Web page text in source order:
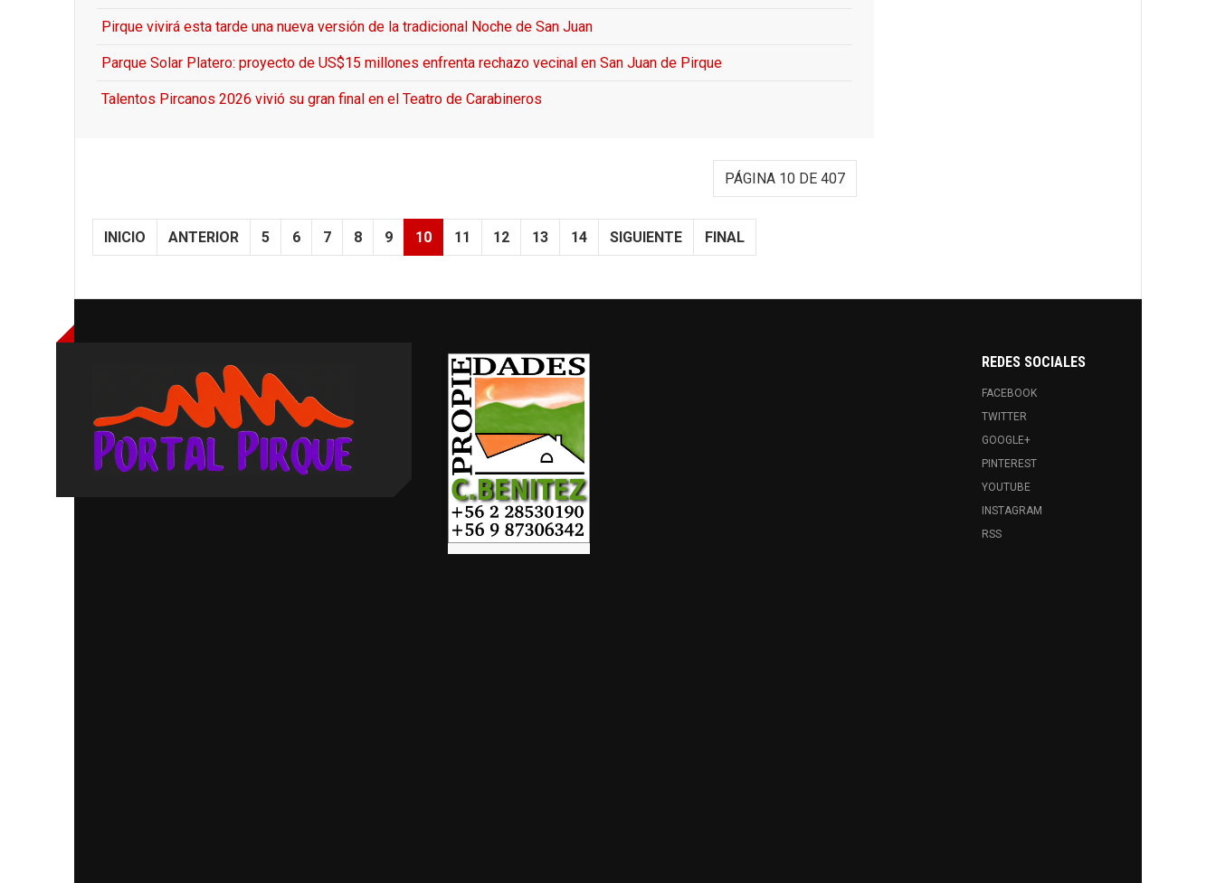
Pirque vivirá esta tarde una nueva versión de la tradicional Noche de San Juan
Parque Solar Platero: proyecto de US$15 millones enfrenta rechazo vecinal en San Juan de Pirque
Talentos Pircanos 2026 vivió su gran final en el Teatro de Carabineros
PÁGINA 10 DE 407
INICIO ANTERIOR 5 6 7 8 9 10 11 12 13 14 SIGUIENTE FINAL
REDES SOCIALES
FACEBOOK
TWITTER
GOOGLE+
PINTEREST
YOUTUBE
INSTAGRAM
RSS